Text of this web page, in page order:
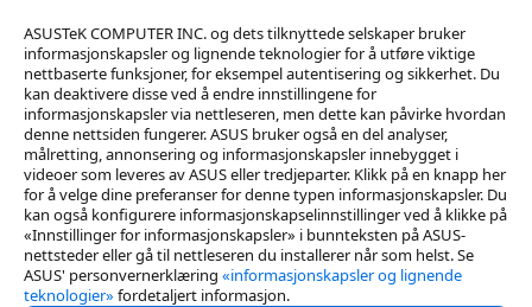
ASUSTeK COMPUTER INC. og dets tilknyttede selskaper bruker
informasjonskapsler og lignende teknologier for å utføre viktige
nettbaserte funksjoner, for eksempel autentisering og sikkerhet. Du
kan deaktivere disse ved å endre innstillingene for
informasjonskapsler via nettleseren, men dette kan påvirke hvordan
denne nettsiden fungerer. ASUS bruker også en del analyser,
målretting, annonsering og informasjonskapsler innebygget i
videoer som leveres av ASUS eller tredjeparter. Klikk på en knapp her
for å velge dine preferanser for denne typen informasjonskapsler. Du
kan også konfigurere informasjonskapselinnstillinger ved å klikke på
«Innstillinger for informasjonskapsler» i bunnteksten på ASUS-
nettsteder eller gå til nettleseren du installerer når som helst. Se
ASUS' personvernerklæring «informasjonskapsler og lignende
teknologier» fordetaljert informasjon.